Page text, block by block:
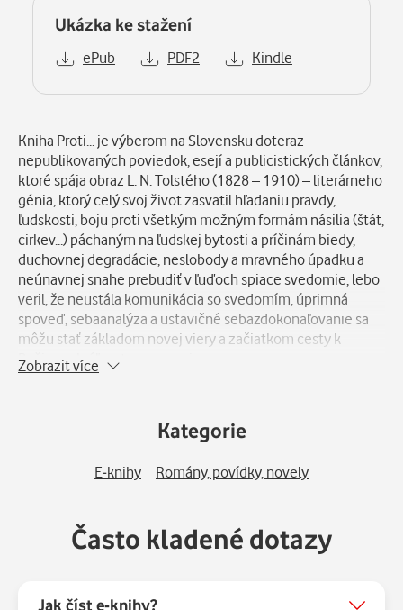
Ukázka ke stažení
ePub PDF2 Kindle
Popis
Kniha Proti... je výberom na Slovensku doteraz
nepublikovaných poviedok, esejí a publicistických článkov,
ktoré spája obraz L. N. Tolstého (1828 – 1910) – literárneho
génia, ktorý celý svoj život zasvätil hľadaniu pravdy,
ľudskosti, boju proti všetkým možným formám násilia (štát,
cirkev...) páchaným na ľudskej bytosti a príčinám biedy,
duchovnej degradácie, neslobody a mravného úpadku a
neúnavnej snahe prebudiť v ľuďoch spiace svedomie, lebo
veril, že neustála komunikácia so svedomím, úprimná
spoveď, sebaanalýza a ustavičné sebazdokonaľovanie sa
môžu stať základom novej viery a začiatkom cesty k
Božiemu kráľovstvu na zemi.
Zobrazit více
Kategorie
E-knihy Romány, povídky, novely
Často kladené dotazy
Jak číst e-knihy?